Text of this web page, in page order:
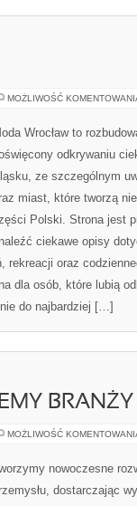
MOŻLIWOŚĆ
Wrocław to
odkrywaniu
ze szczególnym
miast, które tworzą
Polski. Strona jest
ciekawe opisy
rekreacji oraz
dla osób, które lubią
do najbardziej […]
BRANŻY
MOŻLIWOŚĆ
nowoczesne
dostarczając